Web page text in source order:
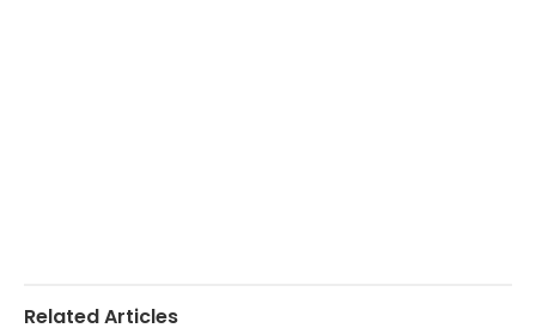
Related Articles